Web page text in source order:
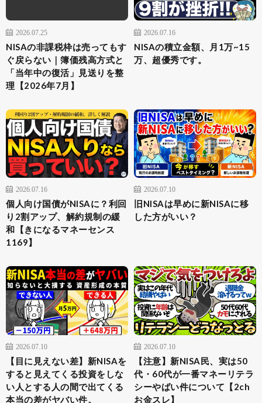
2026.07.25
NISAの非課税枠は売ってもす
ぐ戻らない｜簿価残高方式と
「当年中の復活」見送りを整
理【2026年7月】
2026.07.16
NISAの積立金額、月1万~15
万、超優秀です。
2026.07.16
個人向け国債がNISAに？利回
り2割アップ、解約規制の緩
和【きになるマネーセンス
1169】
2026.07.10
旧NISAは早めに新NISAに移
した方がいい？
2026.07.10
【目に見えない差】新NISAを
すると見えてくる投資をしな
い人とする人の間で出てくる
本当の差がヤバい件。
2026.07.10
【注意】新NISA民、実は50
代・60代が一番マネーリテラ
シーやばい件について【2ch
お金スレ】